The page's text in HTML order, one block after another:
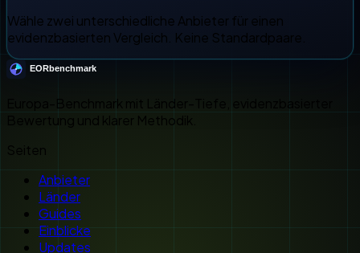
Wähle zwei unterschiedliche Anbieter für einen
evidenzbasierten Vergleich. Keine Standardpaare.
Europa-Benchmark mit Länder-Tiefe, evidenzbasierter
Bewertung und klarer Methodik.
Seiten
Anbieter
Länder
Guides
Einblicke
Updates